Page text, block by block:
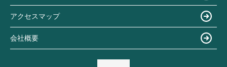
アクセスマップ
会社概要